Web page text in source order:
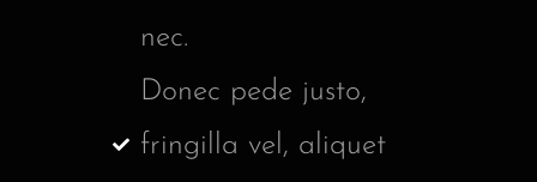
nec.
Donec pede justo,
fringilla vel, aliquet